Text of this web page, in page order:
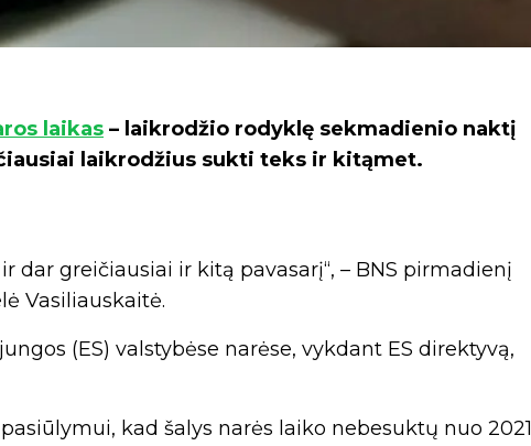
laikas – laikrodžio rodyklę sekmadienio naktį
laikrodžius sukti teks ir kitąmet.
dar greičiausiai ir kitą pavasarį“, – BNS pirmadienį
Vasiliauskaitė.
(ES) valstybėse narėse, vykdant ES direktyvą,
kad šalys narės laiko nebesuktų nuo 2021